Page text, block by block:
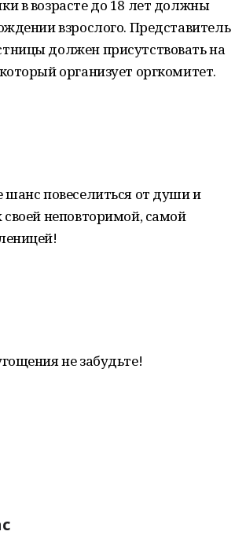
в возрасте до 18 лет должны
взрослого. Представитель
должен присутствовать на
организует оргкомитет.
шанс повеселиться от души и
своей неповторимой, самой
не забудьте!